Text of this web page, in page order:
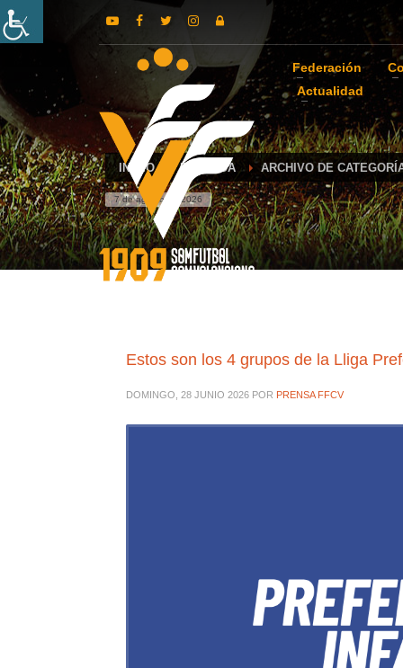
Federación
Actualidad
INICIO PORTADA ARCHIVO DE
7 de agosto de 2026
Estos son los 4 grupos de la Lliga
DOMINGO, 28 JUNIO 2026 POR PRENSA FFCV